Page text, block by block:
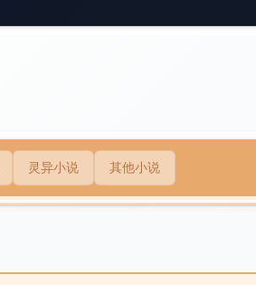
灵异小说 其他小说